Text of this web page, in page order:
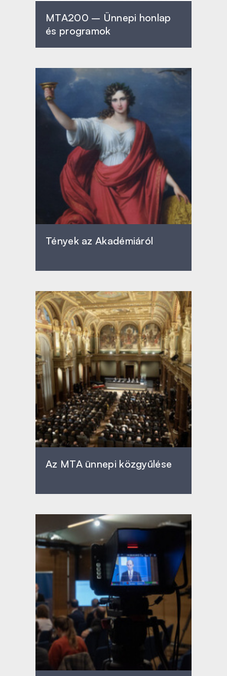
MTA200 – Ünnepi honlap
és programok
Tények az Akadémiáról
Az MTA ünnepi közgyűlése